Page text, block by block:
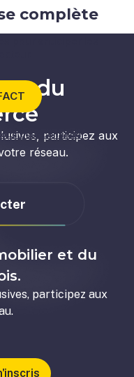
complète
pour continuer
du
participez aux
réseau.
et du
participez aux